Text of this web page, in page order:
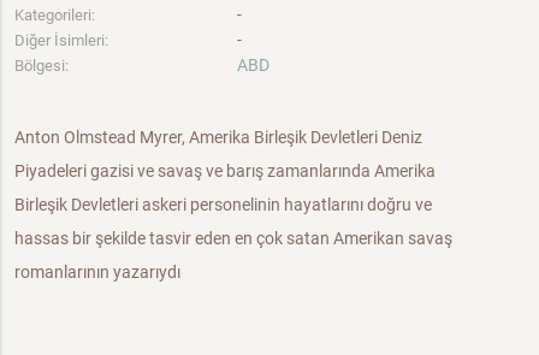
Kategorileri: -
Diğer İsimleri: -
Bölgesi: ABD
Anton Olmstead Myrer, Amerika Birleşik Devletleri Deniz
Piyadeleri gazisi ve savaş ve barış zamanlarında Amerika
Birleşik Devletleri askeri personelinin hayatlarını doğru ve
hassas bir şekilde tasvir eden en çok satan Amerikan savaş
romanlarının yazarıydı